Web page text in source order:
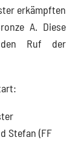
erkämpften
A. Diese
den Ruf der
Stefan (FF